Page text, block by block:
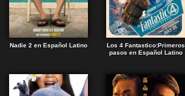
Nadie 2 en Español Latino
Los 4 Fantastico:Primeros
pasos en Español Latino